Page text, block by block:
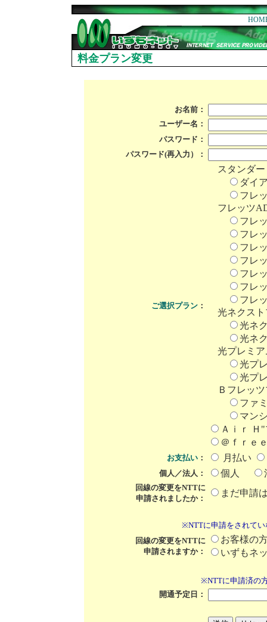
料金プラン変更
お名前：
ユーザー名：
パスワード：
パスワード(再入力）：
ご選択プラン：
スタンダー
ダイ
フレ
フレッツ
フレ
フレ
フレ
フレ
フレ
フレ
フレ
光ネクスト
光ネ
光ネ
光プレミア
光プ
光プ
Ｂフレッツ
ファ
マン
Ａｉｒ Ｈ
＠ｆｒｅ
お支払い： 月払い
個人／法人： 個人
回線の変更をNTTに
申請されましたか：
まだ申請
※NTTに申請をされて
回線の変更をNTTに
申請されますか：
お客様の
いずもネ
※NTTに申請済の
開通予定日：